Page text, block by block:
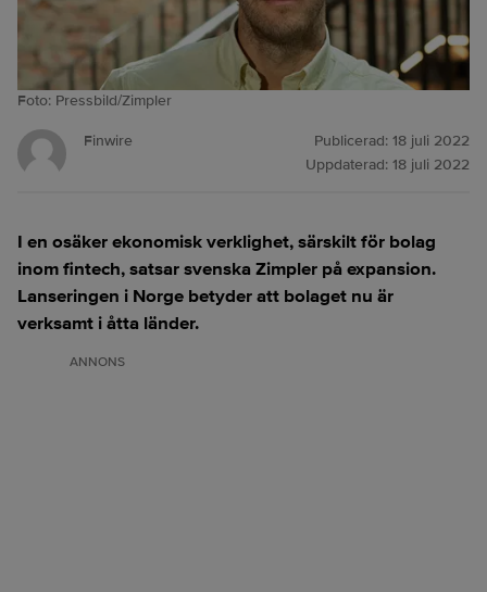
Foto: Pressbild/Zimpler
Finwire Publicerad: 18 juli 2022
Uppdaterad: 18 juli 2022
I en osäker ekonomisk verklighet, särskilt för bolag
inom fintech, satsar svenska Zimpler på expansion.
Lanseringen i Norge betyder att bolaget nu är
verksamt i åtta länder.
ANNONS